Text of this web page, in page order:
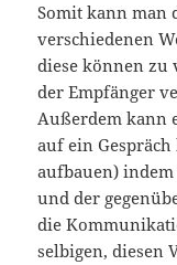
Somit kann man
verschiedenen
diese können zu
der Empfänger
Außerdem kann
auf ein
aufbauen) indem
und der
die
selbigen, diesen